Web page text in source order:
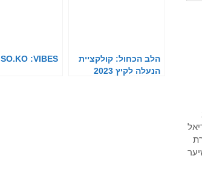
הלב הכחול: קולקציית
הנעלה לקיץ 2023
SO.KO :VIBES